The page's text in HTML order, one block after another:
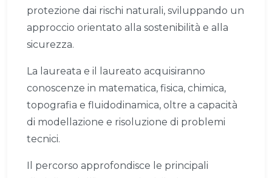
protezione dai rischi naturali, sviluppando un
approccio orientato alla sostenibilità e alla
sicurezza.
La laureata e il laureato acquisiranno
conoscenze in matematica, fisica, chimica,
topografia e fluidodinamica, oltre a capacità
di modellazione e risoluzione di problemi
tecnici.
Il percorso approfondisce le principali